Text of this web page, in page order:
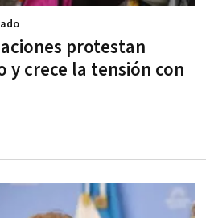
protestan
y crece la tensión con